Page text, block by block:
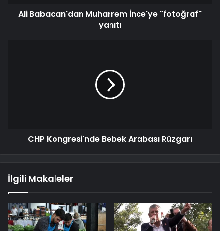
Ali Babacan'dan Muharrem İnce'ye "fotoğraf"
yanıtı
CHP Kongresi'nde Bebek Arabası Rüzgarı
İlgili Makaleler